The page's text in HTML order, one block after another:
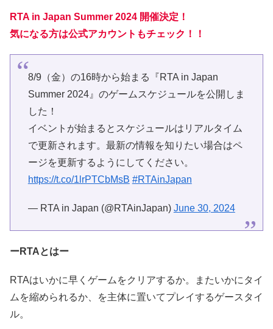
RTA in Japan Summer 2024 開催決定！
気になる方は公式アカウントもチェック！！
8/9（金）の16時から始まる『RTA in Japan
Summer 2024』のゲームスケジュールを公開しま
した！
イベントが始まるとスケジュールはリアルタイム
で更新されます。最新の情報を知りたい場合はペ
ージを更新するようにしてください。
https://t.co/1lrPTCbMsB #RTAinJapan
— RTA in Japan (@RTAinJapan) June 30, 2024
ーRTAとはー
RTAはいかに早くゲームをクリアするか。またいかにタイ
ムを縮められるか、を主体に置いてプレイするゲースタイ
ル。